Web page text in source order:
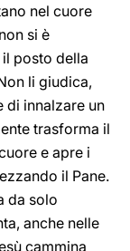
nel cuore
si è
posto della
li giudica,
di innalzare un
trasforma il
e apre i
il Pane.
da solo
anche nelle
cammina